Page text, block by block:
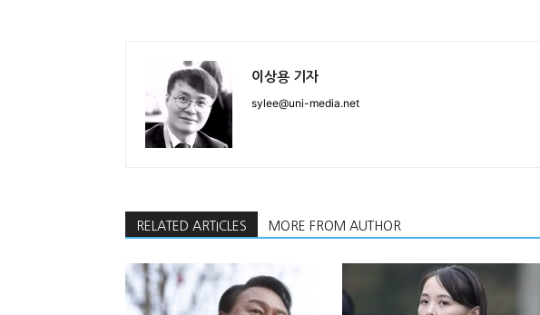
이상용 기자
sylee@uni-media.net
RELATED ARTICLES MORE FROM AUTHOR